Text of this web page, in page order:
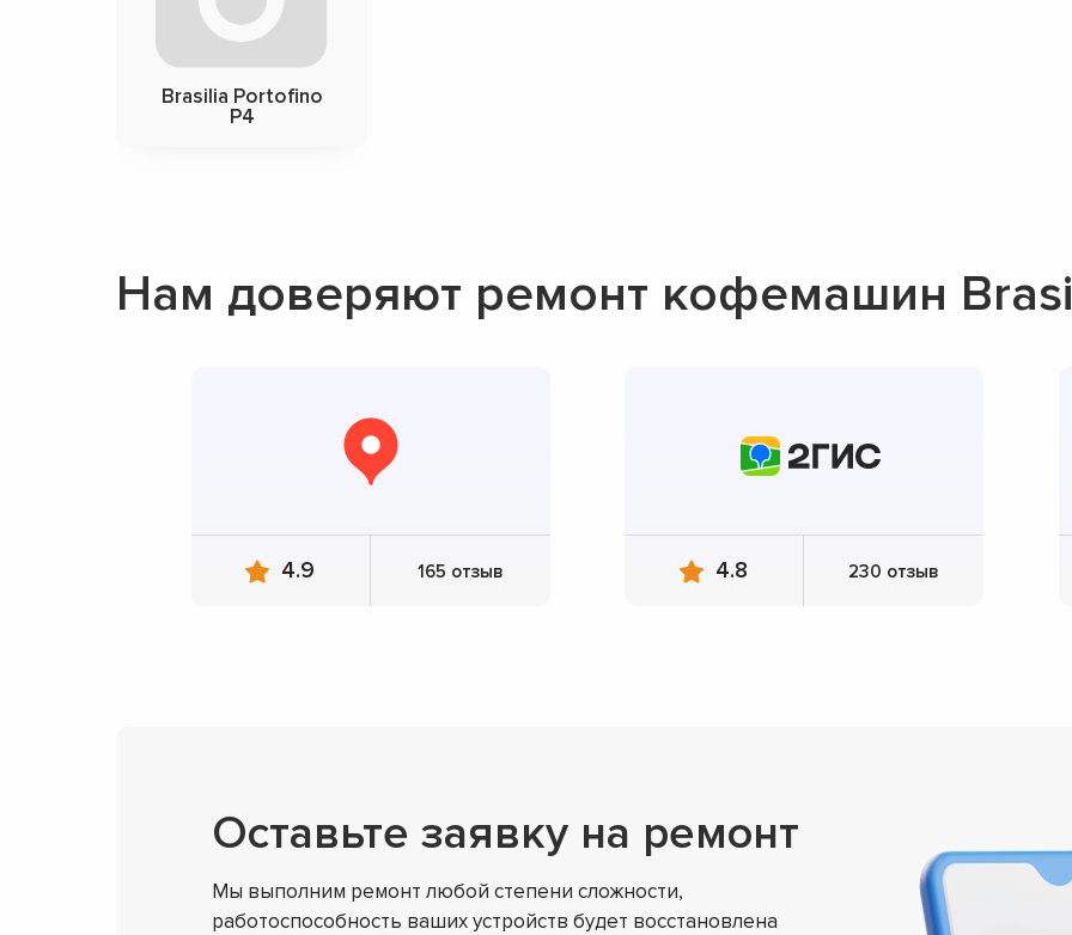
Brasilia Portofino
P4
Нам доверяют ремонт кофемашин
4.9 165 отзыв 4.8 230 отзыв
Оставьте заявку на ремонт
Мы выполним ремонт любой степени сложности,
работоспособность ваших устройств будет восстановлена